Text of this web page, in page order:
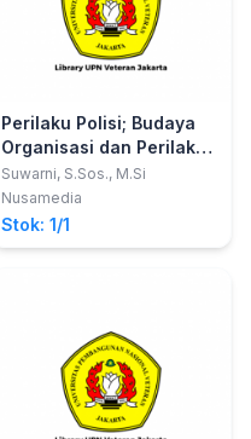
Perilaku Polisi; Budaya
Organisasi dan Perilaku
Komunikasi
Suwarni, S.Sos., M.Si
Nusamedia
Stok: 1/1